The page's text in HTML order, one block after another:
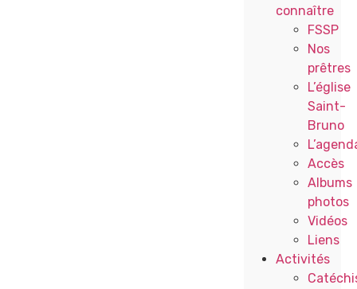
connaître
FSSP
Nos
prêtres
L’église
Saint-
Bruno
Accès
Albums
photos
Vidéos
Liens
Activités